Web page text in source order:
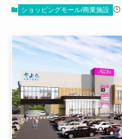
ショッピングモール/商業施設